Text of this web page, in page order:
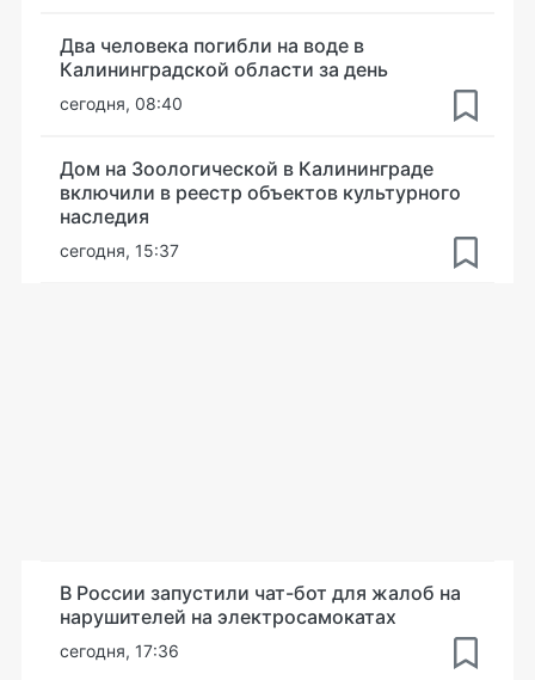
Два человека погибли на воде в
Калининградской области за день
сегодня, 08:40
Дом на Зоологической в Калининграде
включили в реестр объектов культурного
наследия
сегодня, 15:37
В России запустили чат-бот для жалоб на
нарушителей на электросамокатах
сегодня, 17:36